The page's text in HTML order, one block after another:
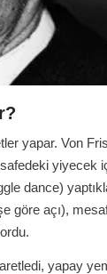
yapar. Von
yiyecek
dance)
göre açı),
yapay